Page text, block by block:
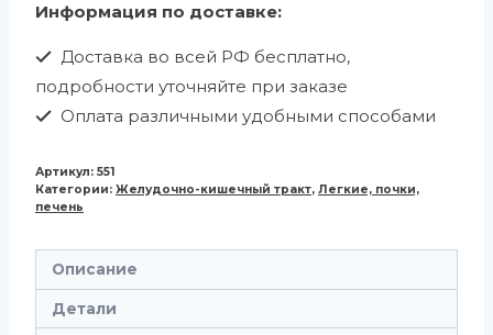
Информация по доставке:
Доставка во всей РФ бесплатно,
подробности уточняйте при заказе
Оплата различными удобными способами
Артикул: 551
Категории: Желудочно-кишечный тракт, Легкие, почки,
печень
Описание
Детали